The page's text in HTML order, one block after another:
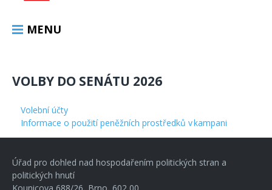
MENU
VOLBY DO SENÁTU 2026
Volební účty
Informace o použití peněžních prostředků v kampani
Úřad pro dohled nad hospodařením politických stran a
politických hnutí